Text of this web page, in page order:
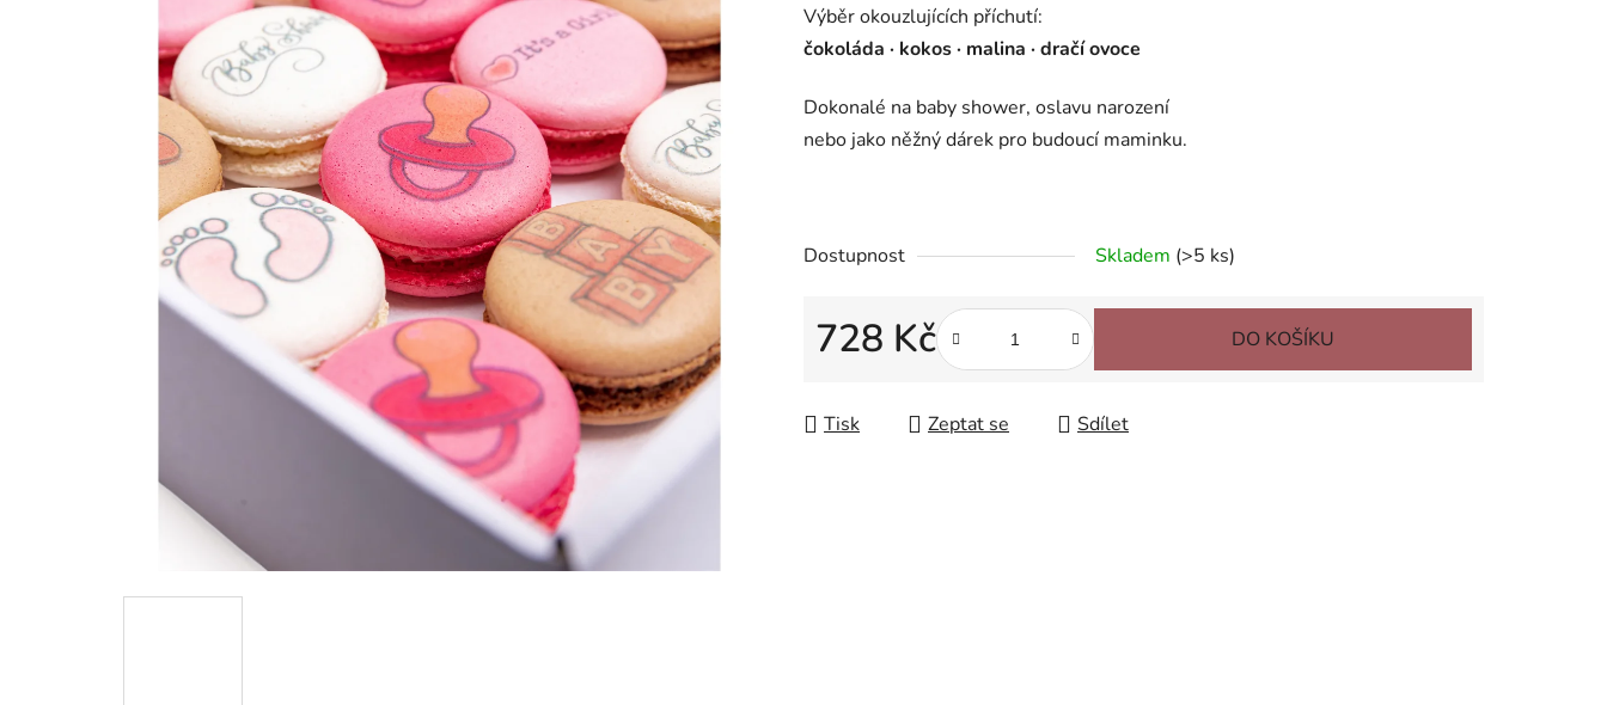
hvězdiček.
Výběr okouzlujících příchutí:
čokoláda · kokos · malina · dračí ovoce
Dokonalé na baby shower, oslavu narození
nebo jako něžný dárek pro budoucí maminku.
Dostupnost Skladem (>5 ks)
728 Kč DO KOŠÍKU
Tisk Zeptat se Sdílet